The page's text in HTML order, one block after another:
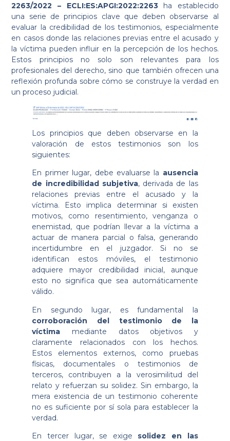
2263/2022 – ECLI:ES:APGI:2022:2263ha establecido
una serie de principios clave que deben observarse al
evaluar la credibilidad de los testimonios, especialmente
en casos donde las relaciones previas entre el acusado y
la víctima pueden influir en la percepción de los hechos.
Estos principios no solo son relevantes para los
profesionales del derecho, sino que también ofrecen una
reflexión profunda sobre cómo se construye la verdad en
un proceso judicial.
Los principios que deben observarse en la
valoración de estos testimonios son los
siguientes:
En primer lugar, debe evaluarse la ausencia
de incredibilidad subjetiva, derivada de las
relaciones previas entre el acusado y la
víctima. Esto implica determinar si existen
motivos, como resentimiento, venganza o
enemistad, que podrían llevar a la víctima a
actuar de manera parcial o falsa, generando
incertidumbre en el juzgador. Si no se
identifican estos móviles, el testimonio
adquiere mayor credibilidad inicial, aunque
esto no significa que sea automáticamente
válido.
En segundo lugar, es fundamental la
corroboración del testimonio de la
víctima mediante datos objetivos y
claramente relacionados con los hechos.
Estos elementos externos, como pruebas
físicas, documentales o testimonios de
terceros, contribuyen a la verosimilitud del
relato y refuerzan su solidez. Sin embargo, la
mera existencia de un testimonio coherente
no es suficiente por sí sola para establecer la
verdad.
En tercer lugar, se exige solidez en las